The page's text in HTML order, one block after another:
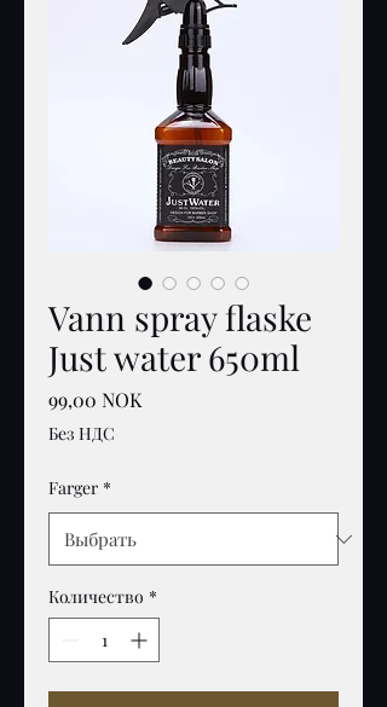
Vann spray flaske
Just water 650ml
99,00 NOKЦена
Без НДС
Farger *
Количество *